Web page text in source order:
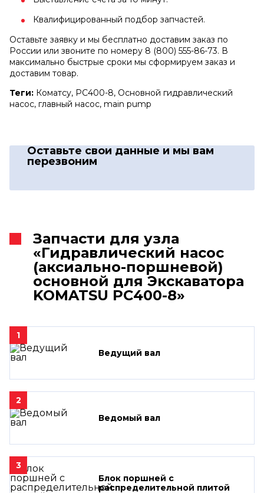
Квалифицированный подбор запчастей.
Оставьте заявку и мы бесплатно доставим заказ по
России или звоните по номеру 8 (800) 555-86-73. В
максимально быстрые сроки мы сформируем заказ и
доставим товар.
Теги: Коматсу, PC400-8, Основной гидравлический
насос, главный насос, main pump
Оставьте свои данные и мы вам
перезвоним
Запчасти для узла
«Гидравлический насос
(аксиально-поршневой)
основной для Экскаватора
KOMATSU PC400-8»
1
Ведущий вал
2
Ведомый вал
3
Блок поршней c
распределительной плитой